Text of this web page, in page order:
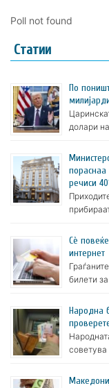
Poll not found
Статии
По
долари
пораснаа
речиси
Сè
интернет
билети
Народна
советува